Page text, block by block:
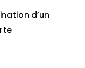
d’un